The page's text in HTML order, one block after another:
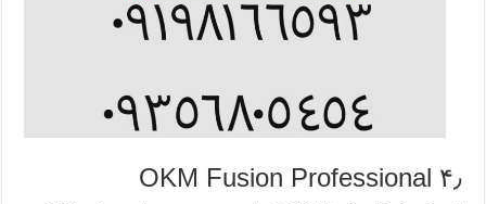
۴٫ OKM Fusion Professional